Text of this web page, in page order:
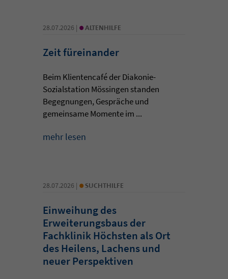
28.07.2026 | • ALTENHILFE
Zeit füreinander
Beim Klientencafé der Diakonie-
Sozialstation Mössingen standen
Begegnungen, Gespräche und
gemeinsame Momente im ...
mehr lesen
28.07.2026 | • SUCHTHILFE
Einweihung des
Erweiterungsbaus der
Fachklinik Höchsten als Ort
des Heilens, Lachens und
neuer Perspektiven